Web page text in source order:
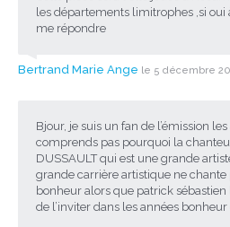
les départements limitrophes ,si oui
me répondre
Bertrand Marie Ange le 5 décembre
Bjour, je suis un fan de l’émission
comprends pas pourquoi la
DUSSAULT qui est une grande
grande carrière artistique ne chante
bonheur alors que patrick
de l’inviter dans les années